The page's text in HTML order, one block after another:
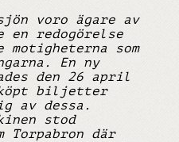
voro ägare av
en redogörelse
som
En ny
den 26 april
köpt biljetter
av dessa.
stod
Torpabron där